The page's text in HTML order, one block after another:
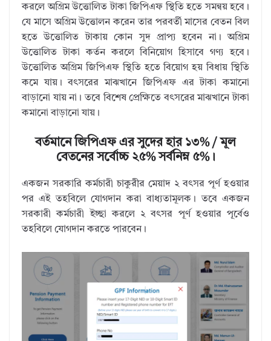
করলে অগ্রিম উত্তোলিত টাকা জিপিএফ স্থিতি হতে সমন্বয় হবে।
যে মাসে অগ্রিম উত্তোলন করেন তার পরবর্তী মাসের বেতন বিল
হতে উত্তোলিত টাকায় কোন সুদ প্রাপ্য হবেন না। অগ্রিম
উত্তোলিত টাকা কর্তন করলে বিনিয়োগ হিসাবে গণ্য হবে।
উত্তোলিত অগ্রিম জিপিএফ স্থিতি হতে বিয়োগ হয় বিধায় স্থিতি
কমে যায়। বৎসরের মাঝখানে জিপিএফ এর টাকা কমানো
বাড়ানো যায় না। তবে বিশেষ প্রেক্ষিতে বৎসরের মাঝখানে টাকা
কমানো বাড়ানো যায়।
বর্তমানে জিপিএফ এর সুদের হার ১৩% / মূল
বেতনের সর্বোচ্চ ২৫% সর্বনিম্ন ৫%।
একজন সরকারি কর্মচারী চাকুরীর মেয়াদ ২ বৎসর পূর্ণ হওয়ার
পর এই তহবিলে যোগদান করা বাধ্যতামূলক। তবে একজন
সরকারী কর্মচারী ইচ্ছা করলে ২ বৎসর পূর্ণ হওয়ার পূর্বেও
তহবিলে যোগদান করতে পারবেন।